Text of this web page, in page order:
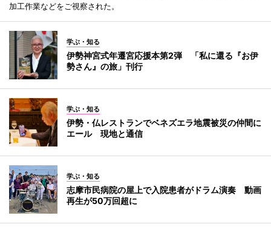
加工作業などをご視察された。
学ぶ・知る
伊勢神宮式年遷宮応援本第2弾 「私に還る『お伊
勢さん』の旅」刊行
学ぶ・知る
伊勢・仏レストランでベネズエラ地震被災の仲間に
エール 現地と通信
学ぶ・知る
志摩市民病院の屋上で入院患者がドラム演奏 動画
再生が50万回超に